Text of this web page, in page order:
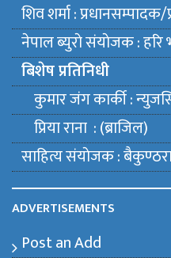
शिव शर्मा :
नेपाल ब्युराे संयाेजक : हरि
बिशेष प्रतिनिधी
कुमार जंग कार्की :
प्रिया राना : (ब्राजिल)
साहित्य संयाेजक :
ADVERTISEMENTS
Post an Add